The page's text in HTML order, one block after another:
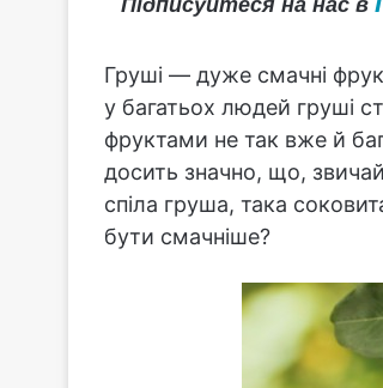
Підписуйтеся на нас в
Груші — дуже смачні
у багатьох людей груші
фруктами не так вже й
досить значно, що,
спіла груша, така
бути смачніше?